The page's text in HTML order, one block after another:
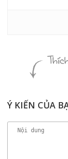
Ý KIẾN CỦA